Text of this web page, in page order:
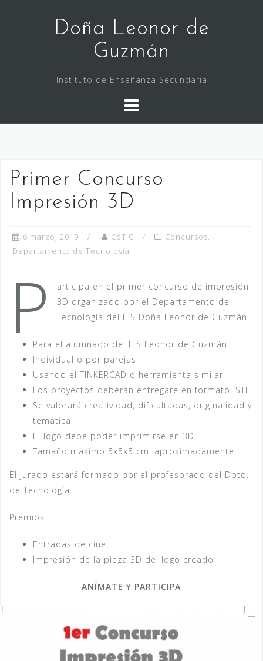
Doña Leonor de
Guzmán
Instituto de Enseñanza Secundaria
Primer Concurso
Impresión 3D
6 marzo, 2019 CoTIC Concursos,
Departamento de Tecnología
P
articipa en el primer concurso de impresión
3D organizado por el Departamento de
Tecnología del IES Doña Leonor de Guzmán
Para el alumnado del IES Leonor de Guzmán
Individual o por parejas
Usando el TINKERCAD o herramienta similar
Los proyectos deberán entregare en formato .STL
Se valorará creatividad, dificultadas, originalidad y
temática
El logo debe poder imprimirse en 3D
Tamaño máximo 5x5x5 cm. aproximadamente
El jurado estará formado por el profesorado del Dpto.
de Tecnología.
Premios
Entradas de cine
Impresión de la pieza 3D del logo creado
ANÍMATE Y PARTICIPA